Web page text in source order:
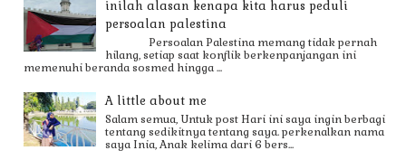
inilah alasan kenapa kita harus peduli
persoalan palestina
Persoalan Palestina memang tidak pernah
hilang, setiap saat konflik berkenpanjangan ini
memenuhi beranda sosmed hingga ...
A little about me
Salam semua, Untuk post Hari ini saya ingin berbagi
tentang sedikitnya tentang saya. perkenalkan nama
saya Inia, Anak kelima dari 6 bers...